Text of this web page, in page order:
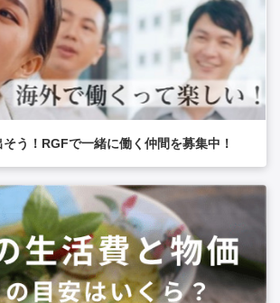
う！RGFで一緒に働く仲間を募集中！